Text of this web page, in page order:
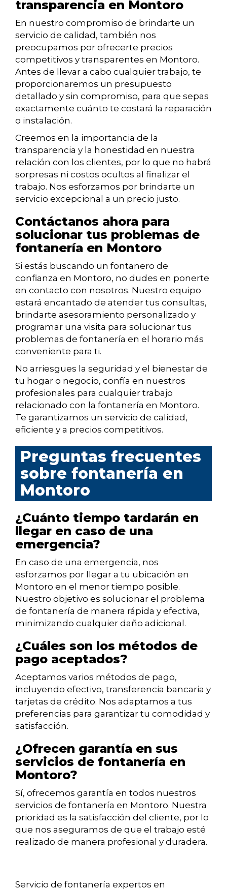
transparencia en Montoro
En nuestro compromiso de brindarte un
servicio de calidad, también nos
preocupamos por ofrecerte precios
competitivos y transparentes en Montoro.
Antes de llevar a cabo cualquier trabajo, te
proporcionaremos un presupuesto
detallado y sin compromiso, para que sepas
exactamente cuánto te costará la reparación
o instalación.
Creemos en la importancia de la
transparencia y la honestidad en nuestra
relación con los clientes, por lo que no habrá
sorpresas ni costos ocultos al finalizar el
trabajo. Nos esforzamos por brindarte un
servicio excepcional a un precio justo.
Contáctanos ahora para
solucionar tus problemas de
fontanería en Montoro
Si estás buscando un fontanero de
confianza en Montoro, no dudes en ponerte
en contacto con nosotros. Nuestro equipo
estará encantado de atender tus consultas,
brindarte asesoramiento personalizado y
programar una visita para solucionar tus
problemas de fontanería en el horario más
conveniente para ti.
No arriesgues la seguridad y el bienestar de
tu hogar o negocio, confía en nuestros
profesionales para cualquier trabajo
relacionado con la fontanería en Montoro.
Te garantizamos un servicio de calidad,
eficiente y a precios competitivos.
Preguntas frecuentes
sobre fontanería en
Montoro
¿Cuánto tiempo tardarán en
llegar en caso de una
emergencia?
En caso de una emergencia, nos
esforzamos por llegar a tu ubicación en
Montoro en el menor tiempo posible.
Nuestro objetivo es solucionar el problema
de fontanería de manera rápida y efectiva,
minimizando cualquier daño adicional.
¿Cuáles son los métodos de
pago aceptados?
Aceptamos varios métodos de pago,
incluyendo efectivo, transferencia bancaria y
tarjetas de crédito. Nos adaptamos a tus
preferencias para garantizar tu comodidad y
satisfacción.
¿Ofrecen garantía en sus
servicios de fontanería en
Montoro?
Sí, ofrecemos garantía en todos nuestros
servicios de fontanería en Montoro. Nuestra
prioridad es la satisfacción del cliente, por lo
que nos aseguramos de que el trabajo esté
realizado de manera profesional y duradera.
Servicio de fontanería expertos en